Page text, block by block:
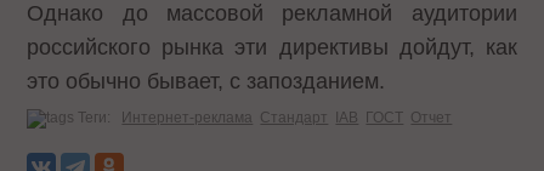
Однако до массовой рекламной аудитории
российского рынка эти директивы дойдут, как
это обычно бывает, с запозданием.
Теги: Интернет-реклама Стандарт IAB ГОСТ Отчет